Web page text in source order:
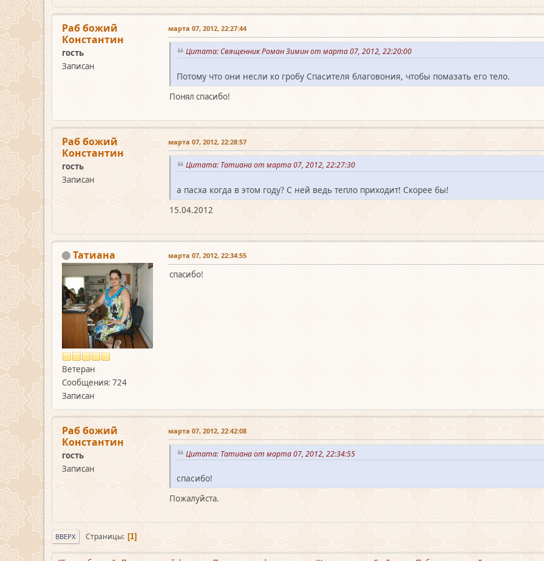
Раб божий
Константин
гость
Записан
марта 07, 2012, 22:27:44
Цитата: Священник Роман Зимин от марта 07, 2012, 22:20:00
Потому что они несли ко гробу Спасителя благовония, чтобы помазать его тело.
Понял спасибо!
Раб божий
Константин
гость
Записан
марта 07, 2012, 22:28:57
Цитата: Татиана от марта 07, 2012, 22:27:30
а пасха когда в этом году? С ней ведь тепло приходит! Скорее бы!
15.04.2012
Татиана
Ветеран
Сообщения: 724
Записан
марта 07, 2012, 22:34:55
спасибо!
Раб божий
Константин
гость
Записан
марта 07, 2012, 22:42:08
Цитата: Татиана от марта 07, 2012, 22:34:55
спасибо!
Пожалуйста.
ВВЕРХ Страницы 1